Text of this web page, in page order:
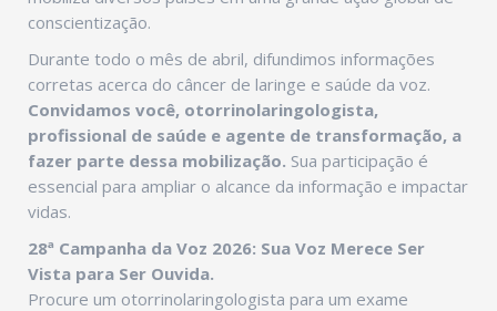
conscientização.
Durante todo o mês de abril, difundimos informações
corretas acerca do câncer de laringe e saúde da voz.
Convidamos você, otorrinolaringologista,
profissional de saúde e agente de transformação, a
fazer parte dessa mobilização. Sua participação é
essencial para ampliar o alcance da informação e impactar
vidas.
28ª Campanha da Voz 2026: Sua Voz Merece Ser
Vista para Ser Ouvida.
Procure um otorrinolaringologista para um exame